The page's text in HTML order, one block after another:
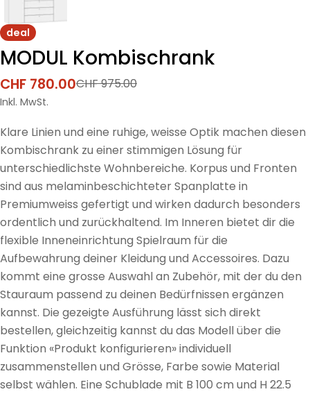
deal
MODUL Kombischrank
Verkaufspreis
CHF 780.00
Regulärer
Preis
CHF 975.00
Inkl. MwSt.
Klare Linien und eine ruhige, weisse Optik machen diesen
Kombischrank zu einer stimmigen Lösung für
unterschiedlichste Wohnbereiche. Korpus und Fronten
sind aus melaminbeschichteter Spanplatte in
Premiumweiss gefertigt und wirken dadurch besonders
ordentlich und zurückhaltend. Im Inneren bietet dir die
flexible Inneneinrichtung Spielraum für die
Aufbewahrung deiner Kleidung und Accessoires. Dazu
kommt eine grosse Auswahl an Zubehör, mit der du den
Stauraum passend zu deinen Bedürfnissen ergänzen
kannst. Die gezeigte Ausführung lässt sich direkt
bestellen, gleichzeitig kannst du das Modell über die
Funktion «Produkt konfigurieren» individuell
zusammenstellen und Grösse, Farbe sowie Material
selbst wählen. Eine Schublade mit B 100 cm und H 22.5